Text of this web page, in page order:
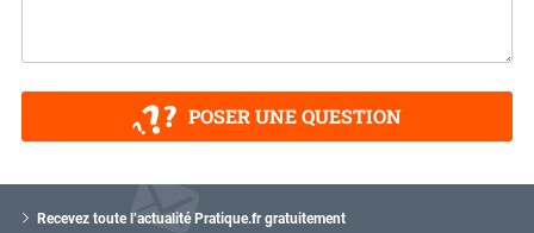
POSER UNE QUESTION
Recevez toute l’actualité Pratique.fr gratuitement
o